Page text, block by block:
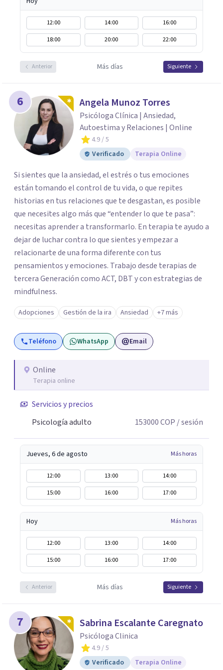
12:00 14:00
16:00
18:00
20:00 22:00
Anterior Más días Siguiente
6 Angela Munoz Torres
Psicóloga Clínica | Ansiedad,
Autoestima y Relaciones | Online
4.9/ 5
Verificado
Terapia Online
Si sientes que la ansiedad, el estrés o tus emociones
están tomando el control de tu vida, o que repites
historias en tus relaciones que te desgastan, es posible
que necesites algo más que “entender lo que te pasa”:
necesitas aprender a transformarlo. En terapia te ayudo a
dejar de luchar contra lo que sientes y empezar a
relacionarte de una forma diferente con tus
pensamientos y emociones. Trabajo desde terapias de
tercera Generación como ACT, DBT y con estrategias de
mindfulness.
Adopciones Gestión de la ira Ansiedad +7 más
Teléfono WhatsApp Email
Online
Terapia online
Servicios y precios
Psicología adulto
153000COP / sesión
Jueves, 6 de agosto Más horas
12:00 13:00
14:00
15:00
16:00 17:00
Hoy Más horas
12:00 13:00
14:00
15:00
16:00 17:00
Anterior Más días Siguiente
7 Sabrina Escalante Caregnato
Psicóloga Clinica
4.9/ 5
Verificado
Terapia Online